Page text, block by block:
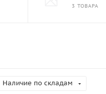
3 ТОВАРА
Наличие по складам